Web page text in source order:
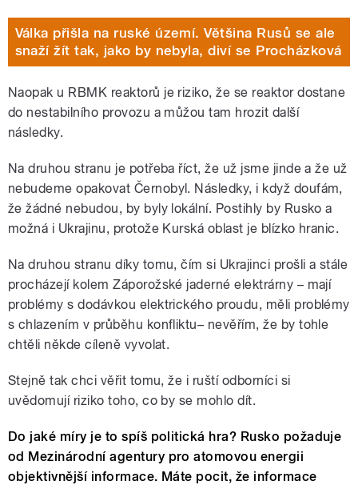
Válka přišla na ruské území. Většina Rusů se ale
snaží žít tak, jako by nebyla, diví se Procházková
Naopak u RBMK reaktorů je riziko, že se reaktor dostane
do nestabilního provozu a můžou tam hrozit další
následky.
Na druhou stranu je potřeba říct, že už jsme jinde a že už
nebudeme opakovat Černobyl. Následky, i když doufám,
že žádné nebudou, by byly lokální. Postihly by Rusko a
možná i Ukrajinu, protože Kurská oblast je blízko hranic.
Na druhou stranu díky tomu, čím si Ukrajinci prošli a stále
procházejí kolem Záporožské jaderné elektrárny – mají
problémy s dodávkou elektrického proudu, měli problémy
s chlazením v průběhu konfliktu– nevěřím, že by tohle
chtěli někde cíleně vyvolat.
Stejně tak chci věřit tomu, že i ruští odborníci si
uvědomují riziko toho, co by se mohlo dít.
Do jaké míry je to spíš politická hra? Rusko požaduje
od Mezinárodní agentury pro atomovou energii
objektivnější informace. Máte pocit, že informace